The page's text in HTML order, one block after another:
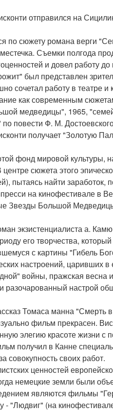
отправился на
по сюжету романа верги
Съемки полгода
и довел работу до
был представлен
сочетал работу в театре и
как современным
медведицы", 1965,
повести Ф. М.
получает "Золотую
фонд мировой культуры,
сюжета этого
пытаясь найти заработок,
на кинофестивале в
Звезды Большой
экзистенциалиста а.
его творчества,
с картины "Гибель
настроений, царивших в
войны, пражская
настрой
Томаса манна "Смерть
фильм прекрасен.
элегию красоте жизни с
получил в Канне
совокупность своих работ.
ценностей
немецкие земли были
являются фильмы
- "Людвиг" (на